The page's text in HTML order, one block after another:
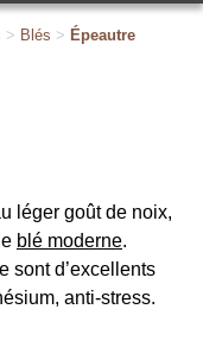
> Blés > Épeautre
léger goût de noix,
blé moderne.
sont d’excellents
anti-stress.